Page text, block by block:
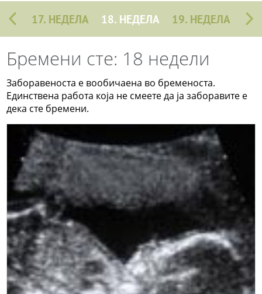
17. НЕДЕЛА 18. НЕДЕЛА 19. НЕДЕЛА
Бремени сте: 18 недели
Заборавеноста е вообичаена во бременоста.
Единствена работа која не смеете да ја заборавите е
дека сте бремени.